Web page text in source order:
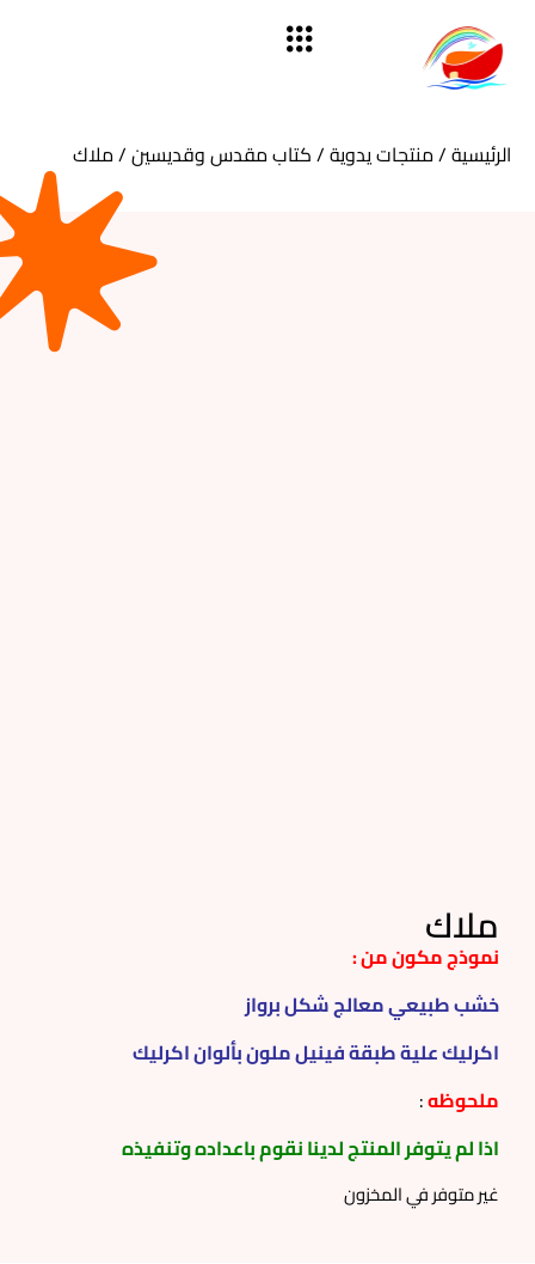
الرئيسية/منتجات يدوية/كتاب مقدس وقديسين/ ملاك
ملاك
نموذج مكون من :
خشب طبيعي معالج شكل برواز
اكرليك علية طبقة فينيل ملون بألوان اكرليك
ملحوظه:
اذا لم يتوفر المنتج لدينا نقوم باعداده وتنفيذه
غير متوفر في المخزون